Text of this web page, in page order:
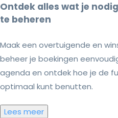
Ontdek alles wat je
te beheren
Maak een overtuigende en
beheer je boekingen
agenda en ontdek hoe je de
optimaal kunt benutten.
Lees meer